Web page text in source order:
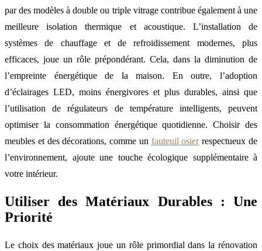
par des modèles à double ou triple vitrage contribue également à une
meilleure isolation thermique et acoustique. L’installation de
systèmes de chauffage et de refroidissement modernes, plus
efficaces, joue un rôle prépondérant. Cela, dans la diminution de
l’empreinte énergétique de la maison. En outre, l’adoption
d’éclairages LED, moins énergivores et plus durables, ainsi que
l’utilisation de régulateurs de température intelligents, peuvent
optimiser la consommation énergétique quotidienne. Choisir des
meubles et des décorations, comme un fauteuil osierrespectueux de
l’environnement, ajoute une touche écologique supplémentaire à
votre intérieur.
Utiliser des Matériaux Durables : Une
Priorité
Le choix des matériaux joue un rôle primordial dans la rénovation